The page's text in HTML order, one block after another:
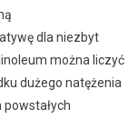
dla niezbyt
można liczyć
dużego natężenia